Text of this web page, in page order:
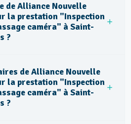
de Alliance Nouvelle
la prestation "Inspection
caméra" à Saint-
?
de Alliance Nouvelle
la prestation "Inspection
caméra" à Saint-
?